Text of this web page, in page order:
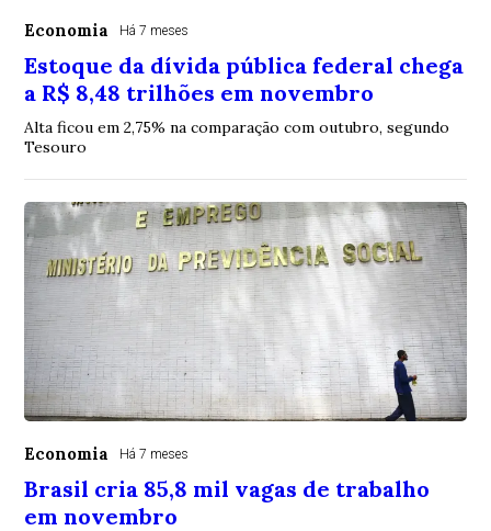
Economia Há 7 meses
Estoque da dívida pública federal chega
a R$ 8,48 trilhões em novembro
Alta ficou em 2,75% na comparação com outubro, segundo
Tesouro
Economia Há 7 meses
Brasil cria 85,8 mil vagas de trabalho
em novembro